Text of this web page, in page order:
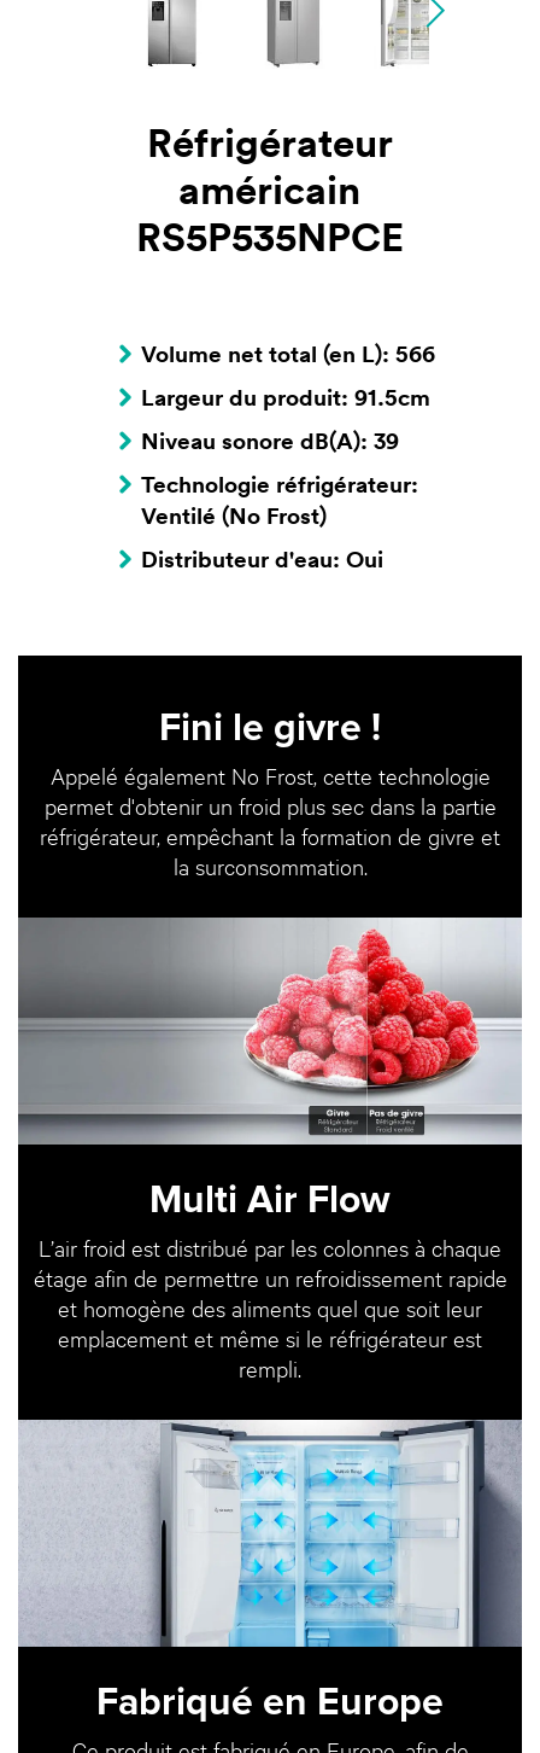
Réfrigérateur
américain
RS5P535NPCE
Volume net total (en L): 566
Largeur du produit: 91.5cm
Niveau sonore dB(A): 39
Technologie réfrigérateur:
Ventilé (No Frost)
Distributeur d'eau: Oui
Fini le givre !
Appelé également No Frost, cette technologie
permet d'obtenir un froid plus sec dans la partie
réfrigérateur, empêchant la formation de givre et
la surconsommation.
Multi Air Flow
L’air froid est distribué par les colonnes à chaque
étage afin de permettre un refroidissement rapide
et homogène des aliments quel que soit leur
emplacement et même si le réfrigérateur est
rempli.
Fabriqué en Europe